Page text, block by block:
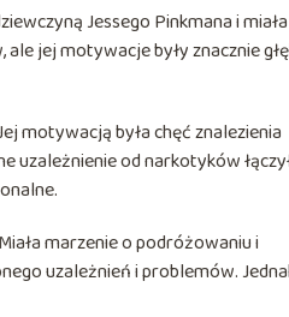
Jessego Pinkmana i miała
jej motywacje były znacznie
motywacją była chęć znalezienia
uzależnienie od narkotyków
marzenie o podróżowaniu i
uzależnień i problemów.